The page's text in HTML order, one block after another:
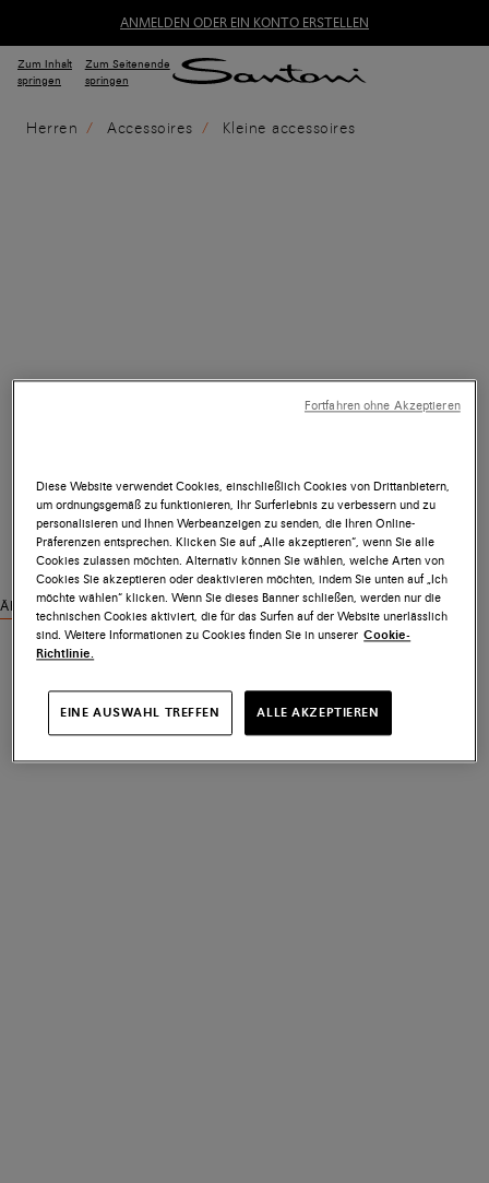
ANMELDEN ODER EIN KONTO ERSTELLEN
Zum Inhalt
springen
Zum Seitenende
springen
Herren Accessoires Kleine accessoires
Ähnliche Produkte ansehen
Diese Website verwendet Cookies, einschließlich Cookies von Drittanbietern,
um ordnungsgemäß zu funktionieren, Ihr Surferlebnis zu verbessern und zu
personalisieren und Ihnen Werbeanzeigen zu senden, die Ihren Online-
Präferenzen entsprechen. Klicken Sie auf „Alle akzeptieren“, wenn Sie alle
Cookies zulassen möchten. Alternativ können Sie wählen, welche Arten von
Cookies Sie akzeptieren oder deaktivieren möchten, indem Sie unten auf „Ich
möchte wählen“ klicken. Wenn Sie dieses Banner schließen, werden nur die
technischen Cookies aktiviert, die für das Surfen auf der Website unerlässlich
sind. Weitere Informationen zu Cookies finden Sie in unserer Cookie-
Richtlinie.
EINE AUSWAHL TREFFEN ALLE AKZEPTIEREN
Fortfahren ohne Akzeptieren